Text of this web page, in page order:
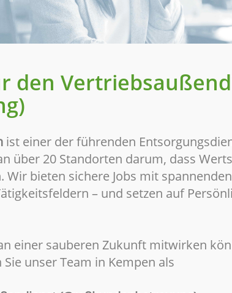
den
ist einer der führenden
über 20 Standorten darum, dass
bieten sichere Jobs mit spannenden
– und setzen auf
einer sauberen Zukunft mitwirken
unser Team in Kempen als